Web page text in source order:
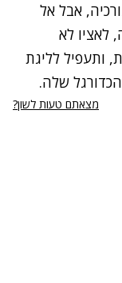
אבל אל
לאציו לא
ותעפיל לליגת
שלה.
מצאתם טעות לשון?